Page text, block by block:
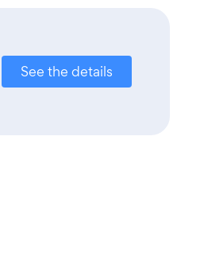
See the details